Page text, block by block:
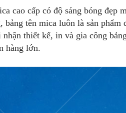
cao cấp có độ sáng bóng đẹp
bảng tên mica luôn là sản
thiết kế, in và gia công
hàng lớn.